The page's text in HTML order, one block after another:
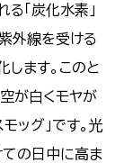
「炭化水素」
外線を受ける
します。このと
が白くモヤが
ッグ」です。光
の日中に高ま